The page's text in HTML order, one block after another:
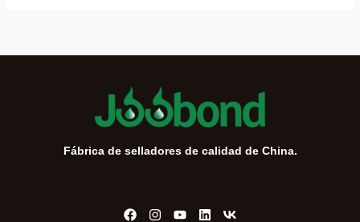
Fábrica de selladores de calidad de China.